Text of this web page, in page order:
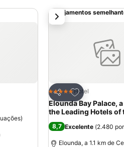
SPA e salão de jogos.
)
Alojamentos
Partilhar
Adicionar aos
5 EstrelasHotel
Elounda Bay Palace,
the Leading Hotels of
8,7 Excelente (2.480
Elounda, a 1.1 km de
próximo